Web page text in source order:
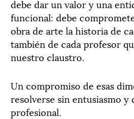
debe dar un valor y una
funcional: debe
obra de arte la historia de
también de cada profesor
nuestro claustro.
Un compromiso de esas
resolverse sin entusiasmo y
profesional.